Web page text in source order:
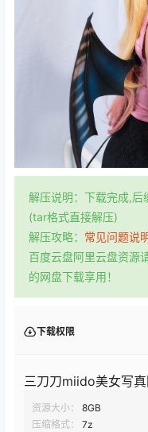
解压说明：下载完成,
(tar格式直接解压)
解压攻略： 常见问题说
百度云盘阿里云盘资源
的网盘下载享用！
下载权限
三刀刀miido美女写
资源大小：
8GB
压缩格式：
7z